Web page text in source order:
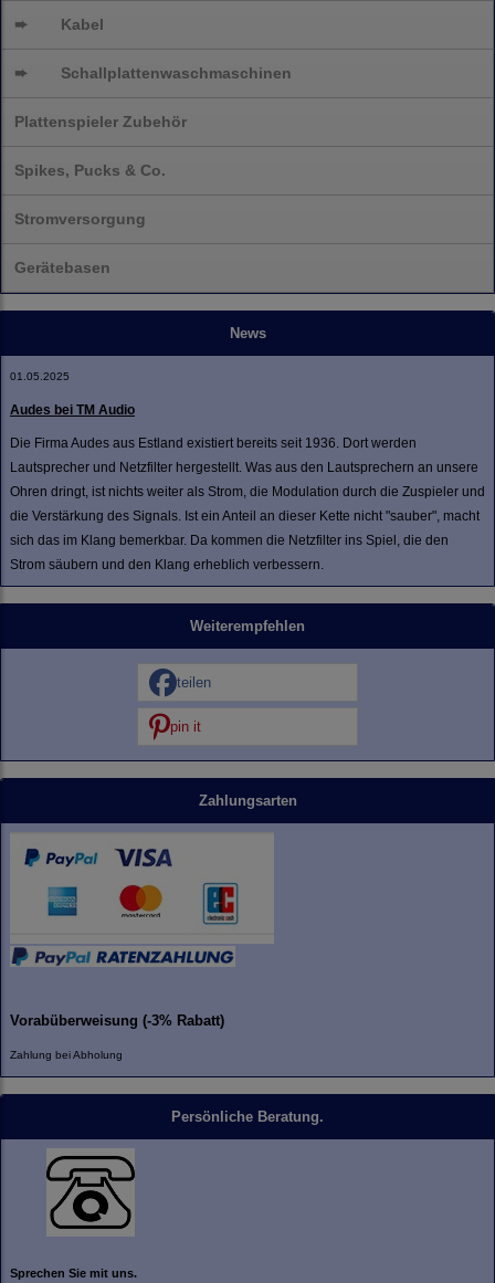
➨ Kabel
➨ Schallplattenwaschmaschinen
Plattenspieler Zubehör
Spikes, Pucks & Co.
Stromversorgung
Gerätebasen
News
01.05.2025
Audes bei TM Audio
Die Firma Audes aus Estland existiert bereits seit 1936. Dort werden
Lautsprecher und Netzfilter hergestellt. Was aus den Lautsprechern an unsere
Ohren dringt, ist nichts weiter als Strom, die Modulation durch die Zuspieler und
die Verstärkung des Signals. Ist ein Anteil an dieser Kette nicht "sauber", macht
sich das im Klang bemerkbar. Da kommen die Netzfilter ins Spiel, die den
Strom säubern und den Klang erheblich verbessern.
Weiterempfehlen
teilen
pin it
Zahlungsarten
Vorabüberweisung (-3% Rabatt)
Zahlung bei Abholung
Persönliche Beratung.
Sprechen Sie mit uns.